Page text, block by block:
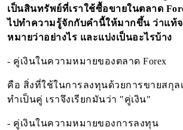
เป็นสินทรัพย์ที่เราใช้ซื้อขายในตลาด
ไปทำความรู้จักกับคำนี้ให้มากขึ้น ว่าแท้
หมายว่าอย่างไร และแบ่งเป็นอะไรบ้าง
- คู่เงินในความหมายของตลาด Forex
คือ สิ่งที่ใช้ในการลงทุนด้วยการขายสกุล
ทำเป็นคู่ เราจึงเรียกมันว่า "คู่เงิน"
- คู่เงินในความหมายของการลงทุน